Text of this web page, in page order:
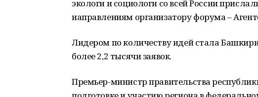
экологи и социологи со всей России
направлениям организатору форума –
Лидером по количеству идей стала
более 2,2 тысячи заявок.
Премьер-министр правительства